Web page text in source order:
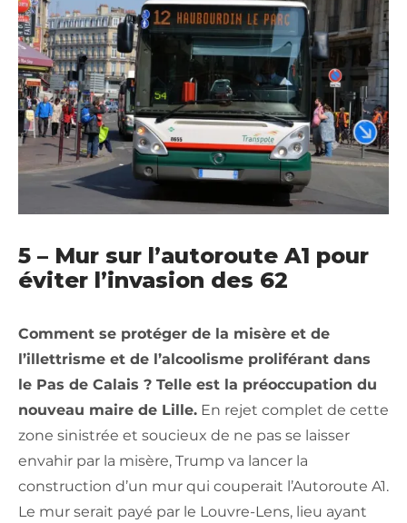
5 – Mur sur l’autoroute A1 pour
éviter l’invasion des 62
Comment se protéger de la misère et de
l’illettrisme et de l’alcoolisme proliférant dans
le Pas de Calais ? Telle est la préoccupation du
nouveau maire de Lille. En rejet complet de cette
zone sinistrée et soucieux de ne pas se laisser
envahir par la misère, Trump va lancer la
construction d’un mur qui couperait l’Autoroute A1.
Le mur serait payé par le Louvre-Lens, lieu ayant